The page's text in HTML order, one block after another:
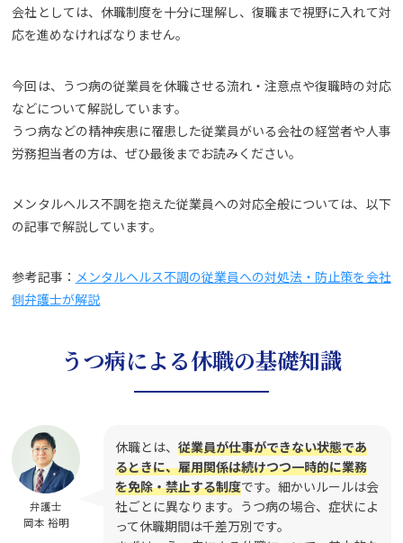
会社としては、休職制度を十分に理解し、復職まで視野に入れて対
応を進めなければなりません。
今回は、うつ病の従業員を休職させる流れ・注意点や復職時の対応
などについて解説しています。
うつ病などの精神疾患に罹患した従業員がいる会社の経営者や人事
労務担当者の方は、ぜひ最後までお読みください。
メンタルヘルス不調を抱えた従業員への対応全般については、以下
の記事で解説しています。
参考記事： メンタルヘルス不調の従業員への対処法・防止策を会社
側弁護士が解説
うつ病による休職の基礎知識
弁護士
岡本 裕明
休職とは、 従業員が仕事ができない状態であ
るときに、雇用関係は続けつつ一時的に業務
を免除・禁止する制度です。細かいルールは会
社ごとに異なります。うつ病の場合、症状によ
って休職期間は千差万別です。